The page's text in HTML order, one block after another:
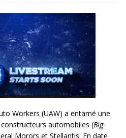
Workers (UAW) a entamé une
automobiles (Big
Morors et Stellantis. En date